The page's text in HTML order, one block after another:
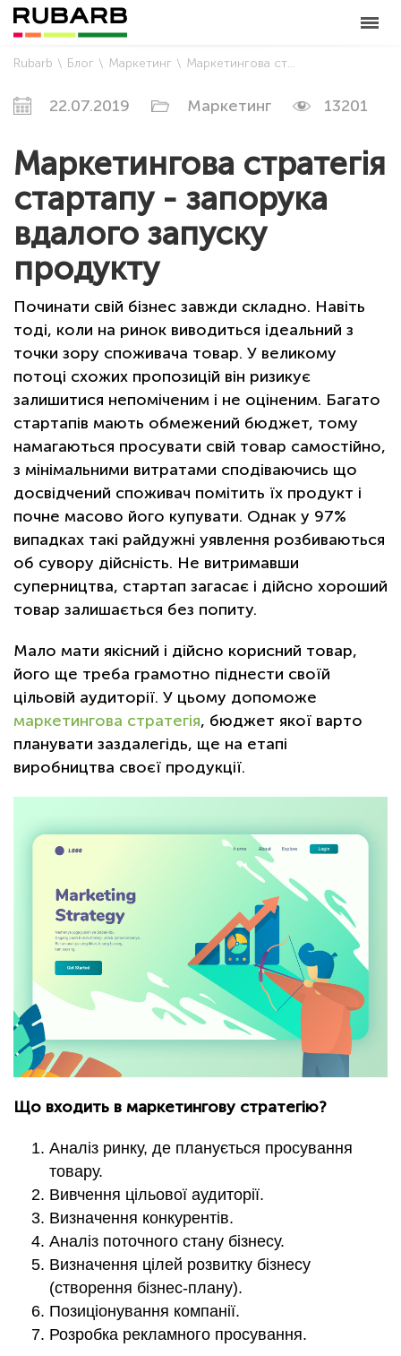
Rubarb Блог Маркетинг Маркетингова стратегія стартапу - запорука вдалого запуску продукту
22.07.2019 Маркетинг 13201
Маркетингова стратегія
стартапу - запорука
вдалого запуску
продукту
Починати свій бізнес завжди складно. Навіть
тоді, коли на ринок виводиться ідеальний з
точки зору споживача товар. У великому
потоці схожих пропозицій він ризикує
залишитися непоміченим і не оціненим. Багато
стартапів мають обмежений бюджет, тому
намагаються просувати свій товар самостійно,
з мінімальними витратами сподіваючись що
досвідчений споживач помітить їх продукт і
почне масово його купувати. Однак у 97%
випадках такі райдужні уявлення розбиваються
об сувору дійсність. Не витримавши
суперництва, стартап загасає і дійсно хороший
товар залишається без попиту.
Мало мати якісний і дійсно корисний товар,
його ще треба грамотно піднести своїй
цільовій аудиторії. У цьому допоможе
маркетингова стратегія, бюджет якої варто
планувати заздалегідь, ще на етапі
виробництва своєї продукції.
Що входить в маркетингову стратегію?
Аналіз ринку, де планується просування
товару.
Вивчення цільової аудиторії.
Визначення конкурентів.
Аналіз поточного стану бізнесу.
Визначення цілей розвитку бізнесу
(створення бізнес-плану).
Позиціонування компанії.
Розробка рекламного просування.